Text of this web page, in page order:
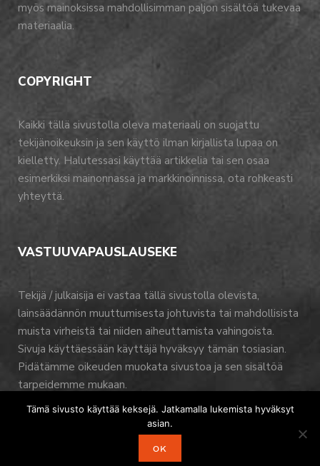
myös mainoksissa mahdollisimman paljon sisältöä tukevaa
materiaalia.
COPYRIGHT
Kaikki tällä sivustolla oleva materiaali on suojattu
tekijänoikeuksin ja sen käyttö ilman kirjallista lupaa on
kielletty. Halutessasi käyttää artikkelia tai sen osaa
esimerkiksi mainonnassa ja markkinoinnissa, ota rohkeasti
yhteyttä.
VASTUUVAPAUSLAUSEKE
Tekijä / julkaisija ei vastaa tällä sivustolla olevista,
lainsäädännön muuttumisesta johtuvista tai mahdollisista
muista virheistä tai niiden aiheuttamista vahingoista.
Sivuja käyttäessään käyttäjä hyväksyy tämän tosiasian.
Pidätämme oikeuden muokata sivustoa ja sen sisältöä
tarpeidemme mukaan.
Tämä sivusto käyttää keksejä. Jatkamalla lukemista hyväksyt
asian.
OK